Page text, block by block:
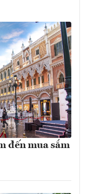
đến mua sắm